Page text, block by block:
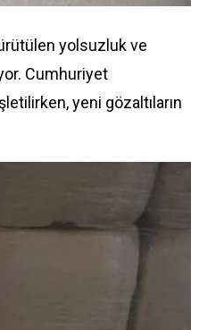
yolsuzluk ve
Cumhuriyet
yeni gözaltıların